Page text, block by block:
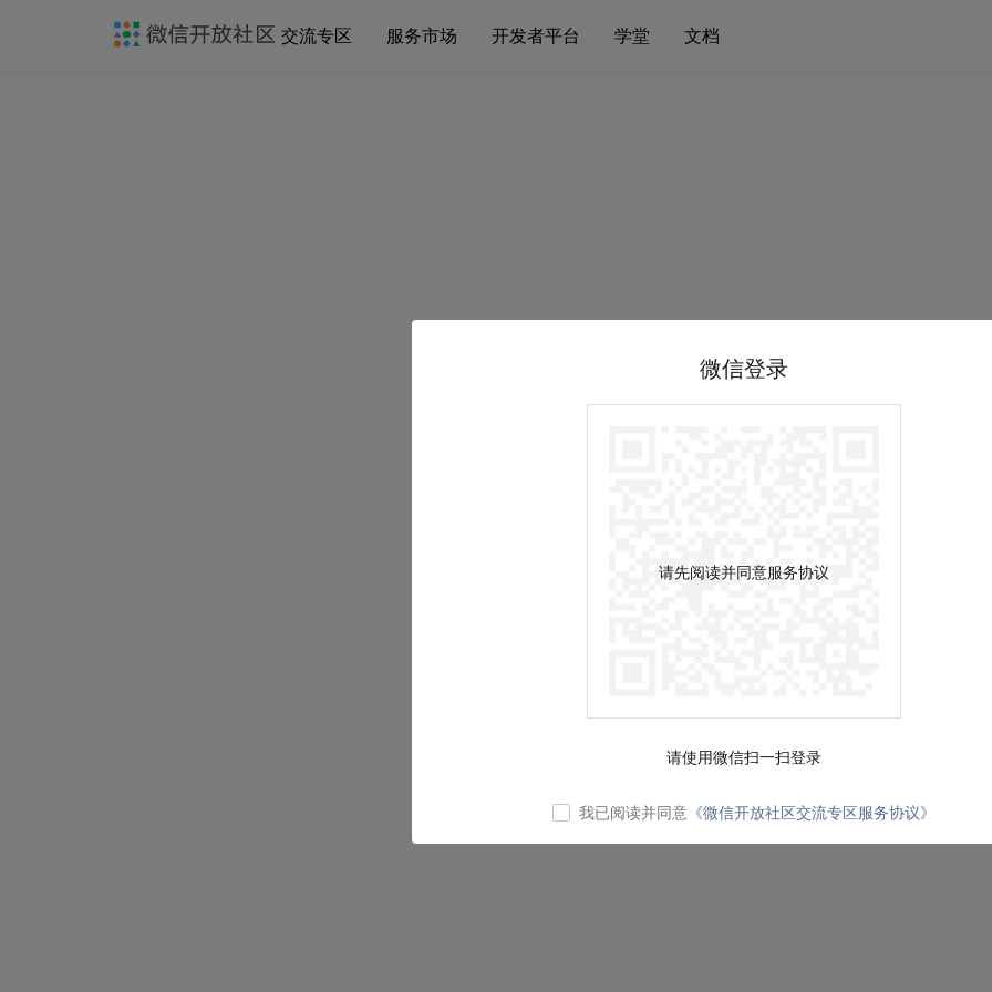
交流专区 服务市场 开发者平台 学堂 文档
微信登录
请先阅读并同意服务协议
请使用微信扫一扫登录
我已阅读并同意 《微信开放社区交流专区服务协议》